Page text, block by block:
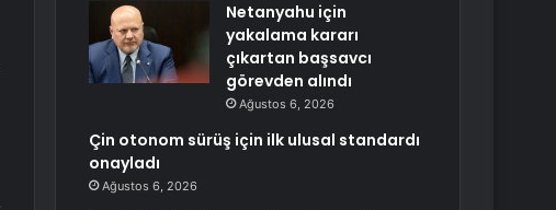
Netanyahu için
yakalama kararı
çıkartan başsavcı
görevden alındı
Ağustos 6, 2026
Çin otonom sürüş için ilk ulusal standardı
onayladı
Ağustos 6, 2026